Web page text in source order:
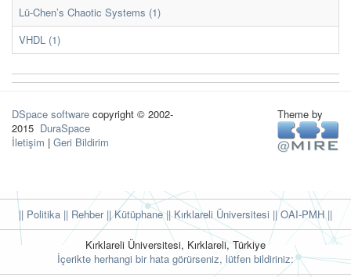
Lü-Chen’s Chaotic Systems (1)
VHDL (1)
DSpace software copyright © 2002-
2015 DuraSpace
İletişim | Geri Bildirim
Theme by
|| Politika || Rehber|| Kütüphane|| Kırklareli Üniversitesi ||OAI-PMH ||
Kırklareli Üniversitesi, Kırklareli, Türkiye
İçerikte herhangi bir hata görürseniz, lütfen bildiriniz: